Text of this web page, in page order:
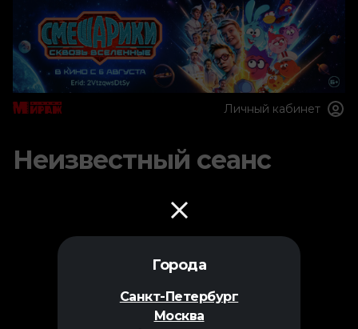
Города
Санкт-Петербург
Москва
Личный кабинет
Неизвестный сеанс